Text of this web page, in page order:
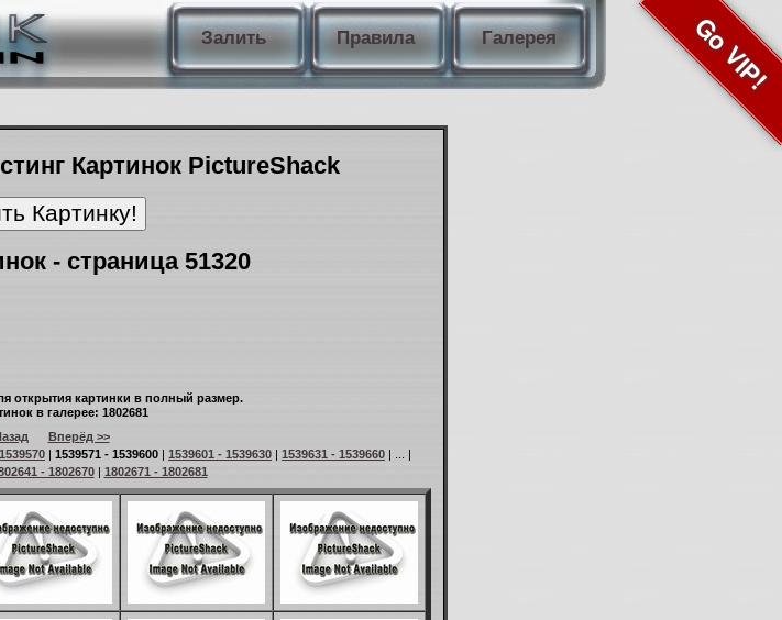
Залить Правила Галерея Go VIP!
Картинок PictureShack
- страница 51320
открытия картинки в полный размер.
в галерее: 1802681
Вперёд >>
| 1539571 - 1539600 | 1539601 - 1539630 | 1539631 - 1539660 | ... |
- 1802670| 1802671 - 1802681